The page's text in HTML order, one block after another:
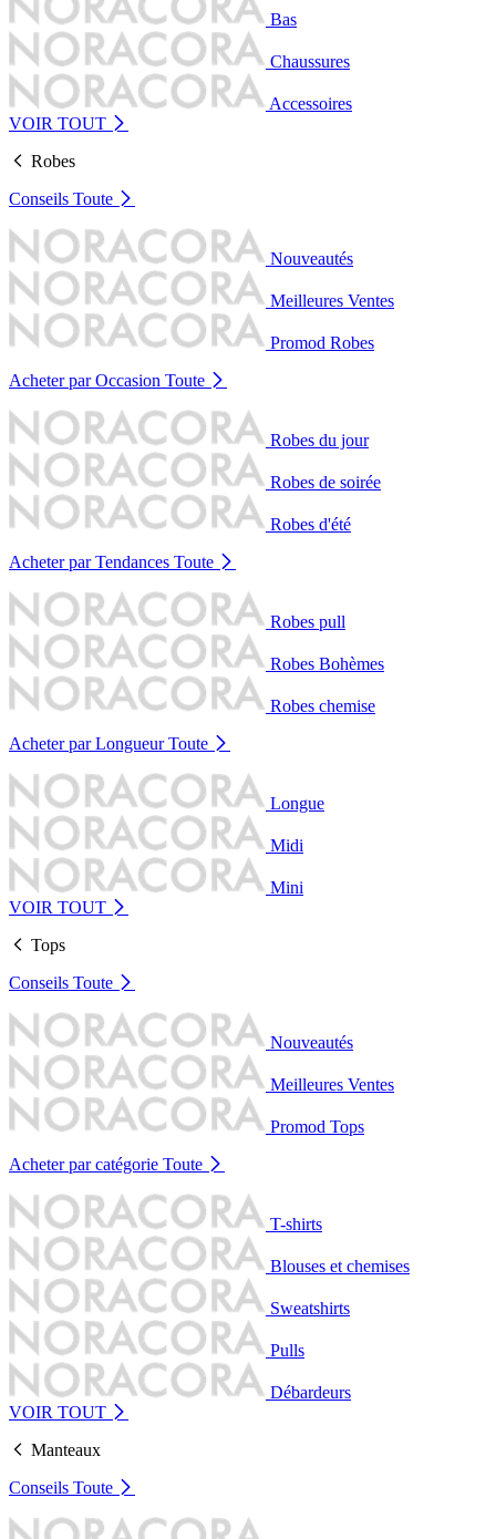
Bas
Chaussures
Accessoires
VOIR TOUT
Robes
Conseils Toute
Nouveautés
Meilleures Ventes
Promod Robes
Acheter par Occasion Toute
Robes du jour
Robes de soirée
Robes d'été
Acheter par Tendances Toute
Robes pull
Robes Bohèmes
Robes chemise
Acheter par LongueurToute
Longue
Midi
Mini
VOIR TOUT
Tops
Conseils Toute
Nouveautés
Meilleures Ventes
Promod Tops
Acheter par catégorie Toute
T-shirts
Blouses et chemises
Sweatshirts
Pulls
Débardeurs
VOIR TOUT
Manteaux
Conseils Toute